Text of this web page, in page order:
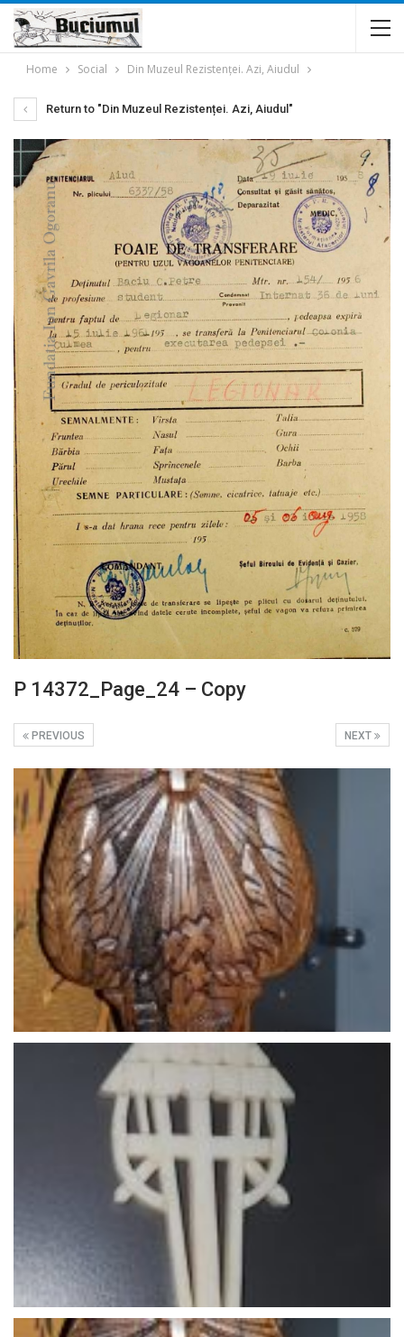
Home Social Din Muzeul Rezistenței. Azi, Aiudul
Return to "Din Muzeul Rezistenței. Azi, Aiudul"
P 14372_Page_24 – Copy
NEXT
PREVIOUS